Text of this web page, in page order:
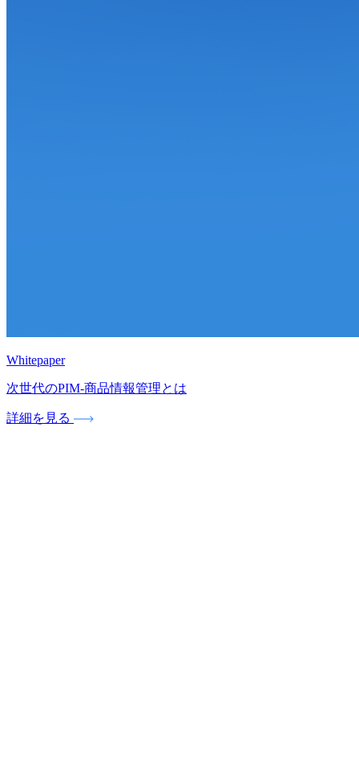
Whitepaper
次世代のPIM‐商品情報管理とは
詳細を見る